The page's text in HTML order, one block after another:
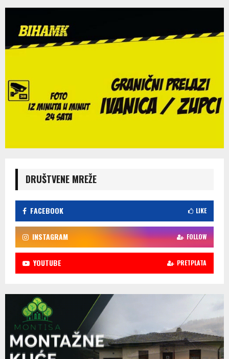
DRUŠTVENE MREŽE
FACEBOOK LIKE
INSTAGRAM FOLLOW
YOUTUBE PRETPLATA